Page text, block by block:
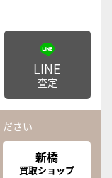
LINE
査定
さい
新橋
買取ショップ